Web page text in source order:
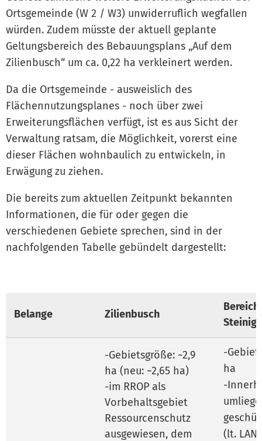
Ortsgemeinde (W 2 / W3) unwiderruflich wegfallen
würden. Zudem müsste der aktuell geplante
Geltungsbereich des Bebauungsplans „Auf dem
Zilienbusch“ um ca. 0,22 ha verkleinert werden.
Da die Ortsgemeinde - ausweislich des
Flächennutzungsplanes - noch über zwei
Erweiterungsflächen verfügt, ist es aus Sicht der
Verwaltung ratsam, die Möglichkeit, vorerst eine
dieser Flächen wohnbaulich zu entwickeln, in
Erwägung zu ziehen.
Die bereits zum aktuellen Zeitpunkt bekannten
Informationen, die für oder gegen die
verschiedenen Gebiete sprechen, sind in der
nachfolgenden Tabelle gebündelt dargestellt:
Belange Zilienbusch
Bereich
-Gebietsgröße: ~2,9
ha (neu: ~2,65 ha)
-im RROP als
Vorbehaltsgebiet
Ressourcenschutz
ausgewiesen, dem
-
ha
-
(lt.